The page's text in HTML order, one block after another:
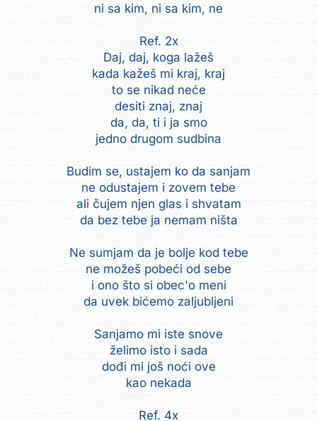
ni sa kim, ni sa kim, ne
Ref. 2x
Daj, daj, koga lažeš
kada kažeš mi kraj, kraj
to se nikad neće
desiti znaj, znaj
da, da, ti i ja smo
jedno drugom sudbina
Budim se, ustajem ko da sanjam
ne odustajem i zovem tebe
ali čujem njen glas i shvatam
da bez tebe ja nemam ništa
Ne sumjam da je bolje kod tebe
ne možeš pobeći od sebe
i ono što si obec'o meni
da uvek bićemo zaljubljeni
Sanjamo mi iste snove
želimo isto i sada
dođi mi još noći ove
kao nekada
Ref. 4x